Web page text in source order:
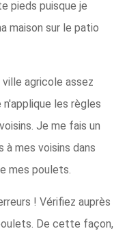
pieds puisque je
maison sur le patio
agricole assez
les règles
Je me fais un
mes voisins dans
mes poulets.
! Vérifiez auprès
De cette façon,